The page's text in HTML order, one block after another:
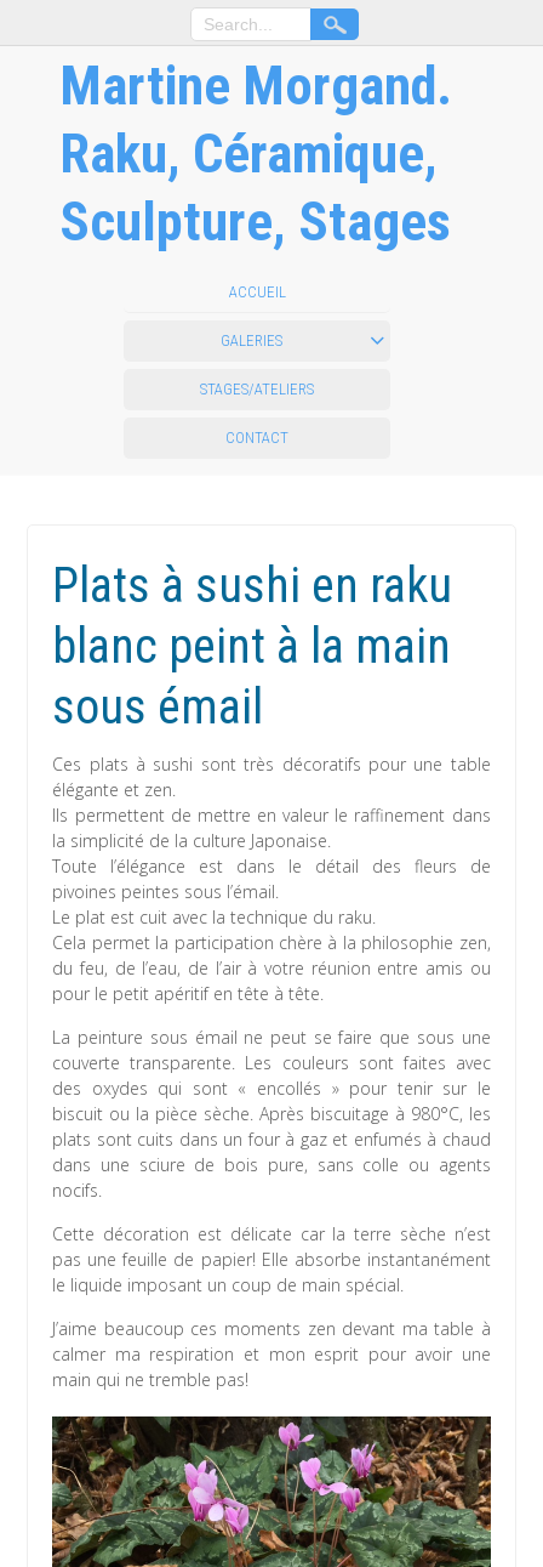
Martine Morgand.
Raku, Céramique,
Sculpture, Stages
ACCUEIL
GALERIES
STAGES/ATELIERS
CONTACT
Plats à sushi en raku
blanc peint à la main
sous émail
Ces plats à sushi sont très décoratifs pour une table
élégante et zen.
Ils permettent de mettre en valeur le raffinement dans
la simplicité de la culture Japonaise.
Toute l’élégance est dans le détail des fleurs de
pivoines peintes sous l’émail.
Le plat est cuit avec la technique du raku.
Cela permet la participation chère à la philosophie zen,
du feu, de l’eau, de l’air à votre réunion entre amis ou
pour le petit apéritif en tête à tête.
La peinture sous émail ne peut se faire que sous une
couverte transparente. Les couleurs sont faites avec
des oxydes qui sont « encollés » pour tenir sur le
biscuit ou la pièce sèche. Après biscuitage à 980°C, les
plats sont cuits dans un four à gaz et enfumés à chaud
dans une sciure de bois pure, sans colle ou agents
nocifs.
Cette décoration est délicate car la terre sèche n’est
pas une feuille de papier! Elle absorbe instantanément
le liquide imposant un coup de main spécial.
J’aime beaucoup ces moments zen devant ma table à
calmer ma respiration et mon esprit pour avoir une
main qui ne tremble pas!